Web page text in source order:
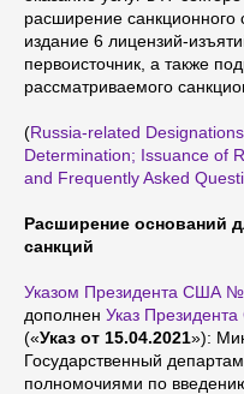
расширение санкционного
издание 6 лицензий-
первоисточник, а также
рассматриваемого
(Russia-related
Determination; Issuance of
and Frequently Asked
Расширение оснований
санкций
Указом Президента США №
дополнен Указ
(«Указ от 15.04.2021»):
Государственный
полномочиями по